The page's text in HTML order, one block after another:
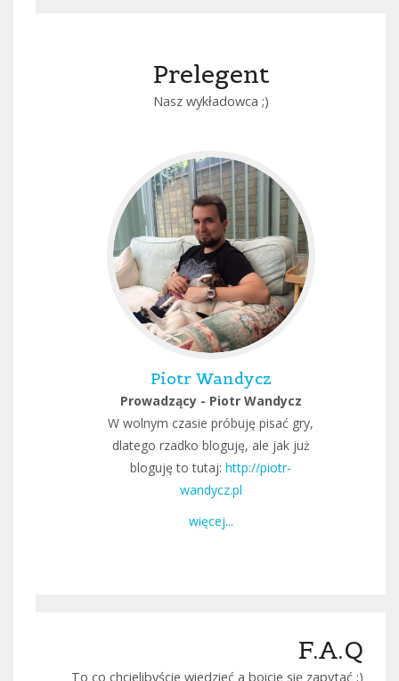
Prelegent
Nasz wykładowca ;)
Piotr Wandycz
Prowadzący - Piotr Wandycz
W wolnym czasie próbuję pisać gry,
dlatego rzadko bloguję, ale jak już
bloguję to tutaj: http://piotr-
wandycz.pl
więcej...
F.A.Q
To co chcielibyście wiedzieć a boicie się zapytać ;)